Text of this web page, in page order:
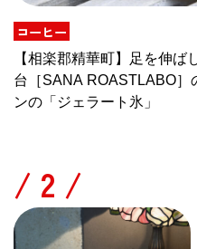
コーヒー
【相楽郡精華町】足を伸
台［SANA ROASTLABO］
ンの「ジェラート氷」
/